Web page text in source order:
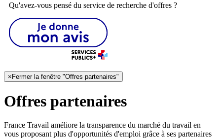
Qu'avez-vous pensé du service de recherche d'offres ?
×Fermer la fenêtre "Offres partenaires"
Offres partenaires
France Travail améliore la transparence du marché du travail en
vous proposant plus d'opportunités d'emploi grâce à ses partenaires